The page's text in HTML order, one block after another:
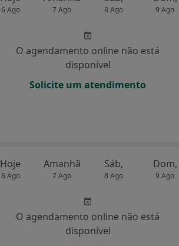
6 Ago 7 Ago 8 Ago 9 Ago
O agendamento online não está
disponível
Solicite um atendimento
Hoje
6 Ago
Amanhã
7 Ago
Sáb,
8 Ago
Dom,
9 Ago
O agendamento online não está
disponível